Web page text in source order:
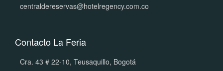
centraldereservas@hotelregency.com.co
Contacto La Feria
Cra. 43 # 22-10, Teusaquillo, Bogotá